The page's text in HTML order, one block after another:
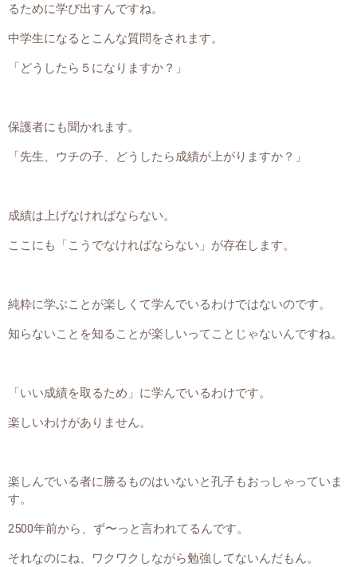
るために学び出すんですね。
中学生になるとこんな質問をされます。
「どうしたら５になりますか？」
保護者にも聞かれます。
「先生、ウチの子、どうしたら成績が上がりますか？」
成績は上げなければならない。
ここにも「こうでなければならない」が存在します。
純粋に学ぶことが楽しくて学んでいるわけではないのです。
知らないことを知ることが楽しいってことじゃないんですね。
「いい成績を取るため」に学んでいるわけです。
楽しいわけがありません。
楽しんでいる者に勝るものはいないと孔子もおっしゃっていま
す。
2500年前から、ず〜っと言われてるんです。
それなのにね、ワクワクしながら勉強してないんだもん。